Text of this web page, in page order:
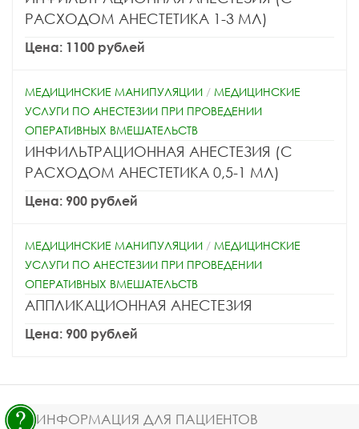
РАСХОДОМ АНЕСТЕТИКА 1-3 МЛ)
Цена: 1100 рублей
МЕДИЦИНСКИЕ МАНИПУЛЯЦИИ / МЕДИЦИНСКИЕ
УСЛУГИ ПО АНЕСТЕЗИИ ПРИ ПРОВЕДЕНИИ
ОПЕРАТИВНЫХ ВМЕШАТЕЛЬСТВ
ИНФИЛЬТРАЦИОННАЯ АНЕСТЕЗИЯ (С
РАСХОДОМ АНЕСТЕТИКА 0,5-1 МЛ)
Цена: 900 рублей
МЕДИЦИНСКИЕ МАНИПУЛЯЦИИ / МЕДИЦИНСКИЕ
УСЛУГИ ПО АНЕСТЕЗИИ ПРИ ПРОВЕДЕНИИ
ОПЕРАТИВНЫХ ВМЕШАТЕЛЬСТВ
АППЛИКАЦИОННАЯ АНЕСТЕЗИЯ
Цена: 900 рублей
ИНФОРМАЦИЯ ДЛЯ ПАЦИЕНТОВ